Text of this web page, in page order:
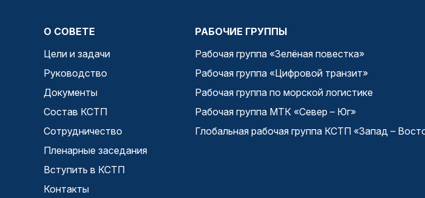
О СОВЕТЕ
Контакты
Вступить в КСТП
Пленарные заседания
Сотрудничество
Состав КСТП
Документы
Руководство
Цели и задачи
РАБОЧИЕ ГРУППЫ
Глобальная рабочая группа КСТП «Запад –
Рабочая группа МТК «Север – Юг»
Рабочая группа по морской логистике
Рабочая группа «Цифровой транзит»
Рабочая группа «Зелёная повестка»